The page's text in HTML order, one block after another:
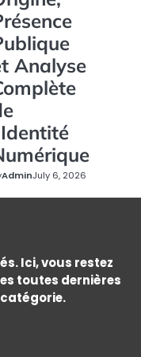
Analyse
AdminJuly 6, 2026
Ici, vous restez
toutes dernières